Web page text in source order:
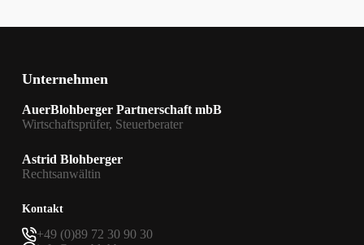
Unternehmen
AuerBlohberger Partnerschaft mbB
Wirtschaftsprüfer, Steuerberater
Astrid Blohberger
Rechtsanwältin
Kontakt
+49 (0)89 72 30 90 30